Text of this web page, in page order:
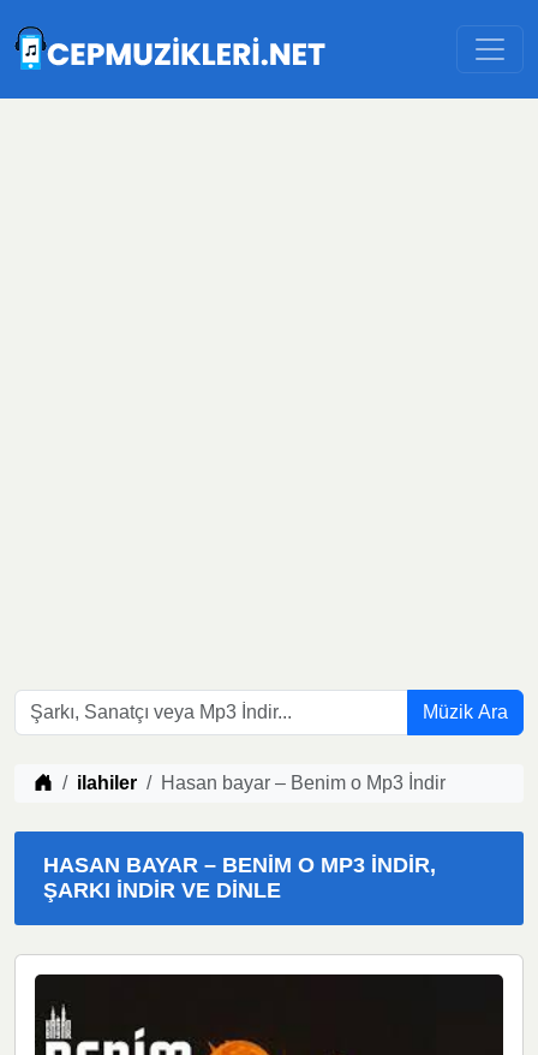
Müzik Ara
Müzik indir
ilahiler Hasan bayar – Benim o Mp3 İndir
HASAN BAYAR – BENIM O MP3 İNDIR,
ŞARKI İNDIR VE DINLE